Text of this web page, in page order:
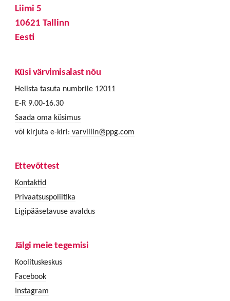
Liimi 5
10621 Tallinn
Eesti
Küsi värvimisalast nõu
Helista tasuta numbrile 12011
E-R 9.00-16.30
Saada oma küsimus
või kirjuta e-kiri: varviliin@ppg.com
Ettevõttest
Kontaktid
Privaatsuspoliitika
Ligipääsetavuse avaldus
Jälgi meie tegemisi
Koolituskeskus
Facebook
Instagram